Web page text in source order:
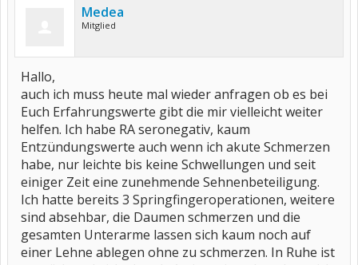
Medea
Mitglied
Hallo,
auch ich muss heute mal wieder anfragen ob es bei
Euch Erfahrungswerte gibt die mir vielleicht weiter
helfen. Ich habe RA seronegativ, kaum
Entzündungswerte auch wenn ich akute Schmerzen
habe, nur leichte bis keine Schwellungen und seit
einiger Zeit eine zunehmende Sehnenbeteiligung.
Ich hatte bereits 3 Springfingeroperationen, weitere
sind absehbar, die Daumen schmerzen und die
gesamten Unterarme lassen sich kaum noch auf
einer Lehne ablegen ohne zu schmerzen. In Ruhe ist